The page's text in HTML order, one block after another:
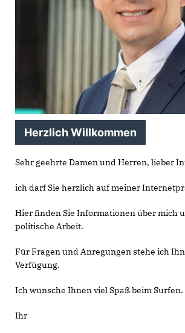
Herzlich Willkommen
Sehr geehrte Damen und Herren, lieber
ich darf Sie herzlich auf meiner
Hier finden Sie Informationen über mich
politische Arbeit.
Für Fragen und Anregungen stehe ich
Verfügung.
Ich wünsche Ihnen viel Spaß beim Surfen.
Ihr